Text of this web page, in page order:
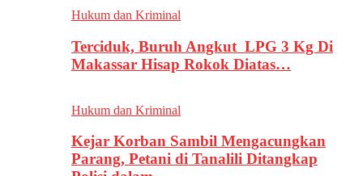
Hukum dan Kriminal
Terciduk, Buruh Angkut LPG 3 Kg Di
Makassar Hisap Rokok Diatas…
Hukum dan Kriminal
Kejar Korban Sambil Mengacungkan
Parang, Petani di Tanalili Ditangkap